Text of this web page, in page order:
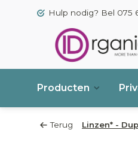
Hulp nodig? Bel 075
Producten
Terug Linzen* -